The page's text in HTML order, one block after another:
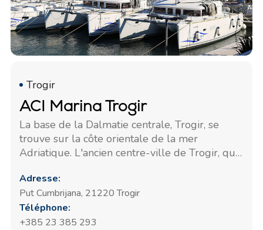
Trogir
ACI Marina Trogir
La base de la Dalmatie centrale, Trogir, se
trouve sur la côte orientale de la mer
Adriatique. L'ancien centre-ville de Trogir, qui
l'UNESCO, est situé sur un îlot entre la côte et
l'île de Ciovo.
Adresse:
Put Cumbrijana, 21220 Trogir
Téléphone:
+385 23 385 293